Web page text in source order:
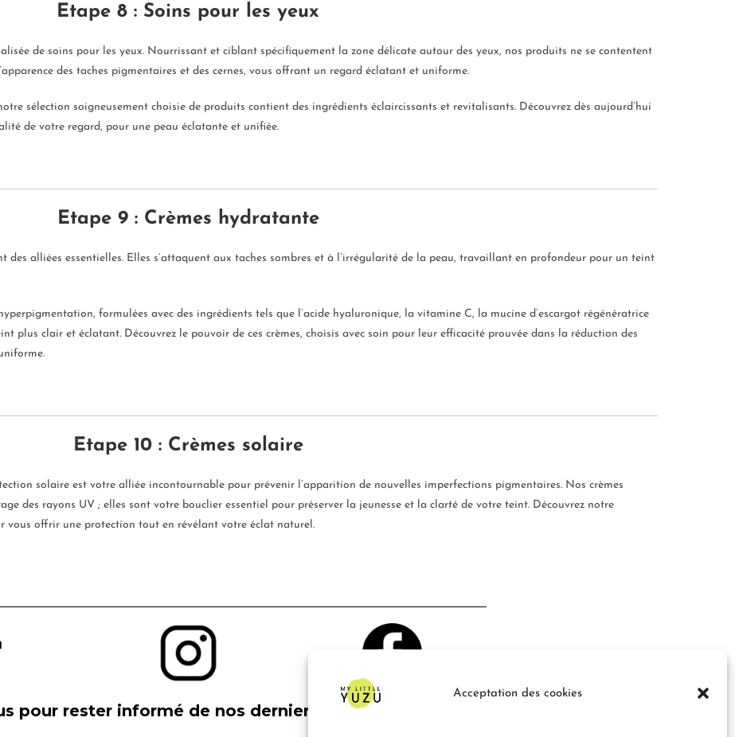
Acceptation des cookies
Etape 8 : Soins pour les yeux
de soins pour les yeux. Nourrissant et ciblant spécifiquement la zone délicate autour des yeux, nos produits ne se contentent
des taches pigmentaires et des cernes, vous offrant un regard éclatant et uniforme.
sélection soigneusement choisie de produits contient des ingrédients éclaircissants et revitalisants. Découvrez dès aujourd’hui
de votre regard, pour une peau éclatante et unifiée.
Etape 9 : Crèmes hydratante
des alliées essentielles. Elles s’attaquent aux taches sombres et à l’irrégularité de la peau, travaillant en profondeur pour un teint
formulées avec des ingrédients tels que l’acide hyaluronique, la vitamine C, la mucine d’escargot régénératrice
plus clair et éclatant. Découvrez le pouvoir de ces crèmes, choisis avec soin pour leur efficacité prouvée dans la réduction des
Etape 10 : Crèmes solaire
solaire est votre alliée incontournable pour prévenir l’apparition de nouvelles imperfections pigmentaires. Nos crèmes
des rayons UV ; elles sont votre bouclier essentiel pour préserver la jeunesse et la clarté de votre teint. Découvrez notre
vous offrir une protection tout en révélant votre éclat naturel.
pour rester informé de nos derniers produits et offres !